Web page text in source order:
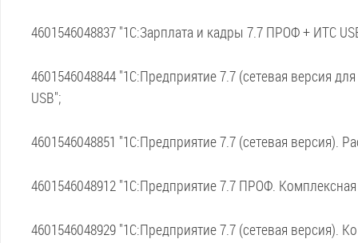
4601546048837 "1С:Зарплата и кадры 7.7 ПРОФ + ИТС
4601546048844 "1С:Предприятие 7.7 (сетевая версия
USB";
4601546048851 "1С:Предприятие 7.7 (сетевая версия).
4601546048912 "1С:Предприятие 7.7 ПРОФ.
4601546048929 "1С:Предприятие 7.7 (сетевая версия).